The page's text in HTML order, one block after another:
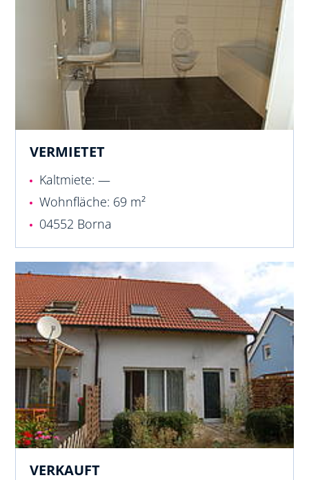
VERMIETET
Kaltmiete: —
Wohnfläche: 69 m²
04552 Borna
VERKAUFT